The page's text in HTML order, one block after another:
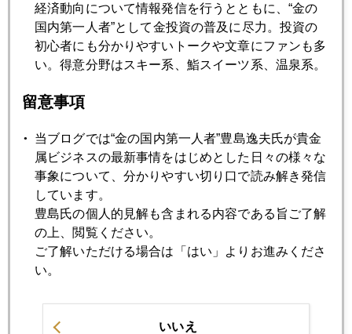
判決の日近づく パート２
2009年02月23日
2009年02月19日
いよいよ１０００ドル接近
2009年02月16日
ジャパンＧＤＰ－１２．７％の衝撃
１０００ドルへの助走開始
経済動向について情報発信を行うとともに、“金の
国内第一人者”として金投資の普及に尽力。投資の
初心者にも分かりやすいトークや文章にファンも多
い。得意分野はスキー系、鮨スイーツ系、温泉系。
留意事項
当ブログでは“金の国内第一人者”豊島逸夫氏が貴金
属ビジネスの最新事情をはじめとした日々の様々な
事象について、分かりやすい切り口で読み解き発信
しています。
豊島氏の個人的見解も含まれる内容である旨ご了解
の上、閲覧ください。
ご了解いただける場合は「はい」よりお進みくださ
い。
いいえ